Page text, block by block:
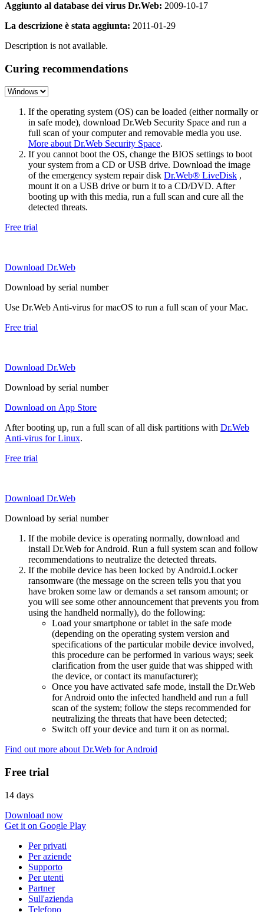
Aggiunto al database dei virus Dr.Web: 2009-10-17
La descrizione è stata aggiunta: 2011-01-29
Description is not available.
Curing recommendations
If the operating system (OS) can be loaded (either normally or
in safe mode), download Dr.Web Security Space and run a
full scan of your computer and removable media you use.
More about Dr.Web Security Space.
If you cannot boot the OS, change the BIOS settings to boot
your system from a CD or USB drive. Download the image
of the emergency system repair disk Dr.Web® LiveDisk ,
mount it on a USB drive or burn it to a CD/DVD. After
booting up with this media, run a full scan and cure all the
detected threats.
Free trial
Download Dr.Web
Download by serial number
Use Dr.Web Anti-virus for macOS to run a full scan of your Mac.
Free trial
Download Dr.Web
Download by serial number
Download on App Store
After booting up, run a full scan of all disk partitions with Dr.Web
Anti-virus for Linux.
Free trial
Download Dr.Web
Download by serial number
If the mobile device is operating normally, download and
install Dr.Web for Android. Run a full system scan and follow
recommendations to neutralize the detected threats.
If the mobile device has been locked by Android.Locker
ransomware (the message on the screen tells you that you
have broken some law or demands a set ransom amount; or
you will see some other announcement that prevents you from
using the handheld normally), do the following:
Load your smartphone or tablet in the safe mode
(depending on the operating system version and
specifications of the particular mobile device involved,
this procedure can be performed in various ways; seek
clarification from the user guide that was shipped with
the device, or contact its manufacturer);
Once you have activated safe mode, install the Dr.Web
for Android onto the infected handheld and run a full
scan of the system; follow the steps recommended for
neutralizing the threats that have been detected;
Switch off your device and turn it on as normal.
Find out more about Dr.Web for Android
Free trial
14 days
Download now
Get it on Google Play
Per privati
Per aziende
Supporto
Per utenti
Partner
Sull'azienda
Telefono